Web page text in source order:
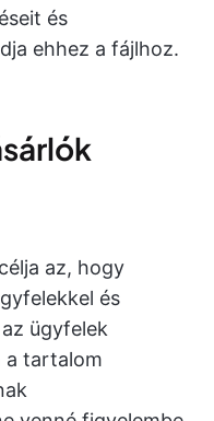
és
ehhez a fájlhoz.
az, hogy
és
ügyfelek
a tartalom